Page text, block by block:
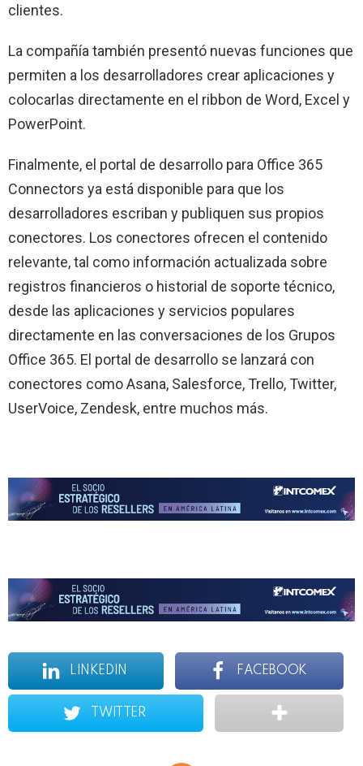
clientes.
La compañía también presentó nuevas funciones que
permiten a los desarrolladores crear aplicaciones y
colocarlas directamente en el ribbon de Word, Excel y
PowerPoint.
Finalmente, el portal de desarrollo para Office 365
Connectors ya está disponible para que los
desarrolladores escriban y publiquen sus propios
conectores. Los conectores ofrecen el contenido
relevante, tal como información actualizada sobre
registros financieros o historial de soporte técnico,
desde las aplicaciones y servicios populares
directamente en las conversaciones de los Grupos
Office 365. El portal de desarrollo se lanzará con
conectores como Asana, Salesforce, Trello, Twitter,
UserVoice, Zendesk, entre muchos más.
LINKEDIN FACEBOOK
TWITTER